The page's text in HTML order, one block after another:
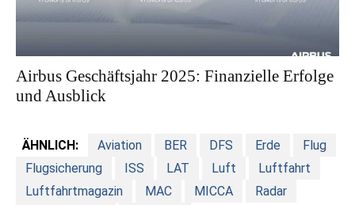
Airbus Geschäftsjahr 2025: Finanzielle Erfolge
und Ausblick
ÄHNLICH: Aviation BER DFS Erde
Flug
Flugsicherung
ISS LAT Luft
Luftfahrt
Luftfahrtmagazin
MAC MICCA
Radar